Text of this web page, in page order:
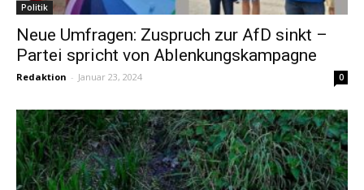
Politik
Neue Umfragen: Zuspruch zur AfD sinkt –
Partei spricht von Ablenkungskampagne
Redaktion - Januar 23, 2024 0